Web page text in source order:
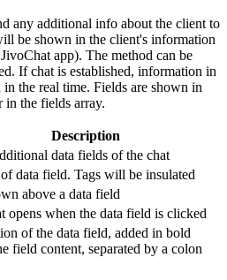
any additional info about the client to
be shown in the client's information
app). The method can be
If chat is established, information in
the real time. Fields are shown in
in the fields array.
Description
data fields of the chat
data field. Tags will be insulated
above a data field
opens when the data field is clicked
of the data field, added in bold
field content, separated by a colon